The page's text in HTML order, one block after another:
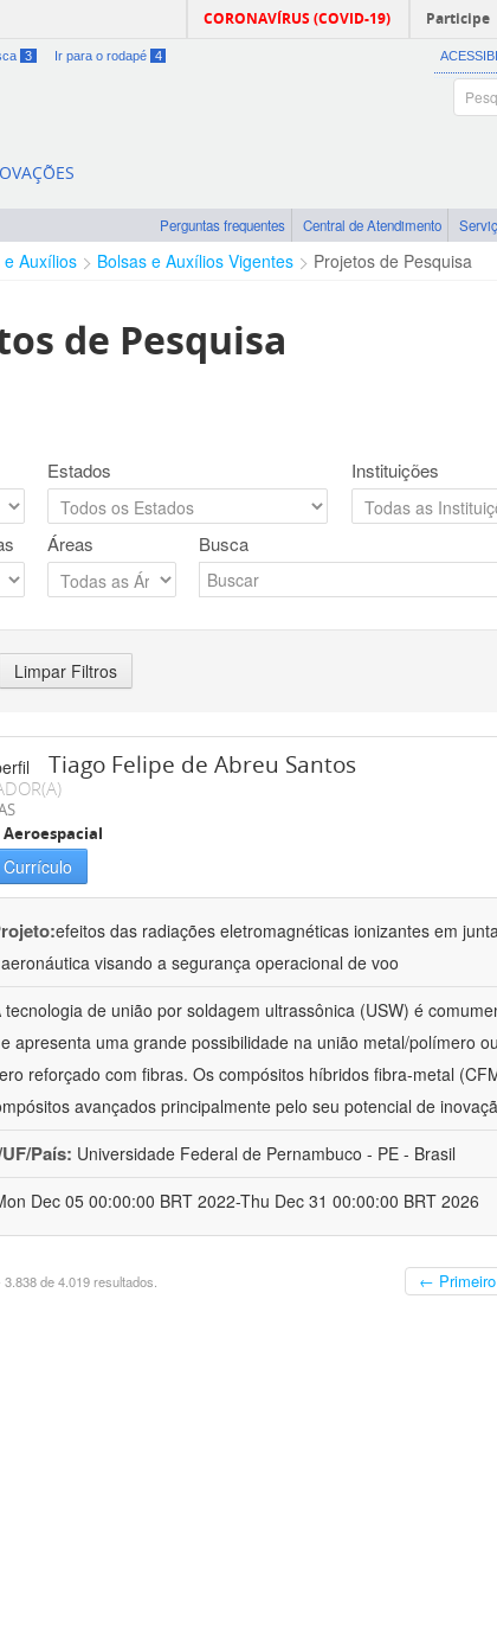
CORONAVÍRUS (COVID-19) Participe
3 Ir para o rodapé 4
Perguntas frequentes Central de Atendimento
e Auxílios Bolsas e Auxílios Vigentes Projetos de Pesquisa
de Pesquisa
Estados Instituições
Áreas Busca
Limpar Filtros
Tiago Felipe de Abreu Santos
Currículo
efeitos das radiações eletromagnéticas ionizantes em
visando a segurança operacional de voo
tecnologia de união por soldagem ultrassônica (USW) é
apresenta uma grande possibilidade na união metal/polímero
reforçado com fibras. Os compósitos híbridos fibra-metal
avançados principalmente pelo seu potencial de
País: Universidade Federal de Pernambuco - PE - Brasil
Dec 05 00:00:00 BRT 2022-Thu Dec 31 00:00:00 BRT 2026
de 4.019 resultados. ← Primeiro